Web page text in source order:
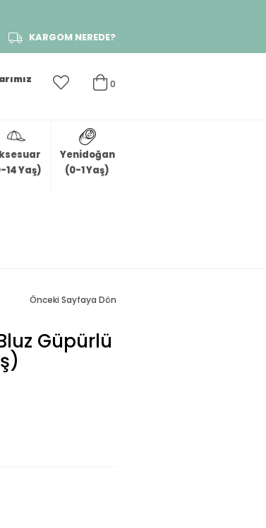
KARGOM NEREDE?
0
14 Yaş)
Yenidoğan
(0-1 Yaş)
Önceki Sayfaya Dön
Güpürlü